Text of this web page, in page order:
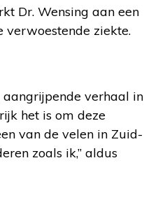
Dr. Wensing aan een
verwoestende ziekte.
verhaal in
het is om deze
van de velen in Zuid-
zoals ik,” aldus